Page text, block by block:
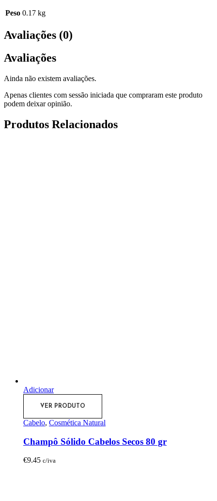
Peso 0.17 kg
Avaliações (0)
Avaliações
Ainda não existem avaliações.
Apenas clientes com sessão iniciada que compraram este produto
podem deixar opinião.
Produtos Relacionados
Adicionar
VER PRODUTO
Cabelo, Cosmética Natural
Champô Sólido Cabelos Secos 80 gr
€9.45 c/iva